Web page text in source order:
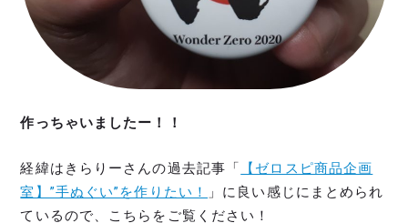
作っちゃいましたー！！
経緯はきらりーさんの過去記事「
【ゼロスピ商品企画
室】”手ぬぐい”を作りたい！
」に良い感じにまとめられ
ているので、こちらをご覧ください！